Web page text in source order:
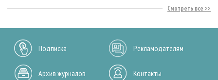
Смотреть все
Подписка Рекламодателям
Архив журналов Контакты